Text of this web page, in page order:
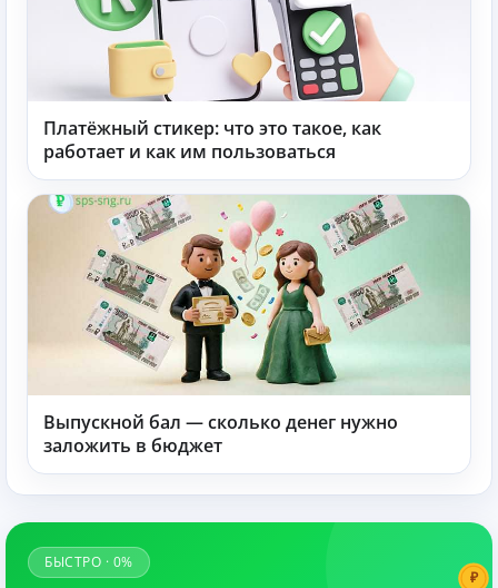
Платёжный стикер: что это такое, как
работает и как им пользоваться
Выпускной бал — сколько денег нужно
заложить в бюджет
₽
БЫСТРО · 0%